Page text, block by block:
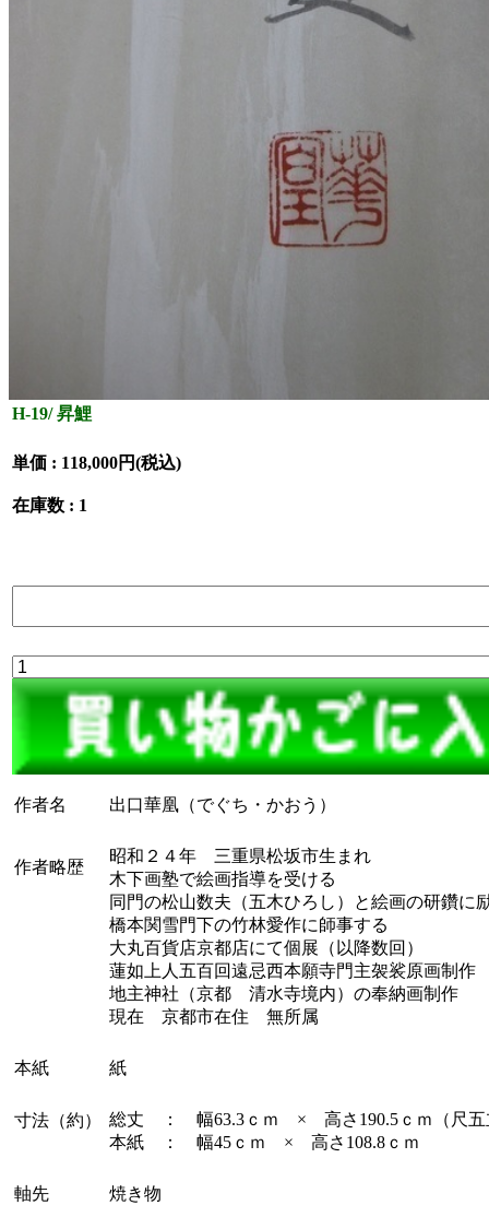
H-19/ 昇鯉
単価 : 118,000円(税込)
在庫数 : 1
作者名 出口華凰（でぐち・かおう）
作者略歴
昭和２４年 三重県松坂市生まれ
木下画塾で絵画指導を受ける
同門の松山数夫（五木ひろし）と絵画の研鑽に
橋本関雪門下の竹林愛作に師事する
大丸百貨店京都店にて個展（以降数回）
蓮如上人五百回遠忌西本願寺門主袈裟原画制作
地主神社（京都 清水寺境内）の奉納画制作
現在 京都市在住 無所属
本紙 紙
寸法（約）
総丈 ： 幅63.3ｃｍ × 高さ190.5ｃｍ（尺五
本紙 ： 幅45ｃｍ × 高さ108.8ｃｍ
軸先 焼き物